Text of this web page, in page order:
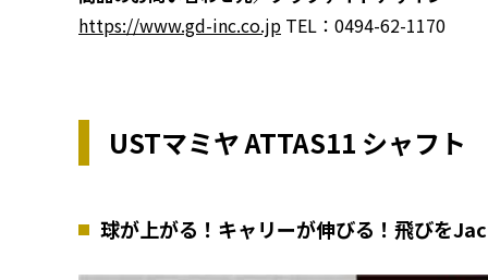
https://www.gd-inc.co.jp TEL：0494-62-1170
USTマミヤ ATTAS11 シャフト
球が上がる！キャリーが伸びる！飛びを